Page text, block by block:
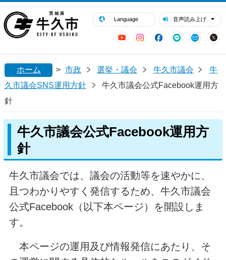
Language 音声読み上げ
YouTubeInstagram
Facebook
LINE Mail
閉じる
ホーム > 市政 選挙・議会 牛久市議会
牛
久市議会SNS運用方針
牛久市議会公式Facebook運用方
針
牛久市議会公式Facebook運用方
針
牛久市議会では、議会の活動等を速やかに、
且つわかりやすく発信するため、牛久市議会
公式Facebook（以下本ページ）を開設しま
す。
本ページの運用及び情報発信にあたり、そ